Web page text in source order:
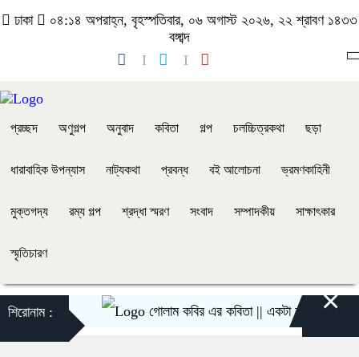
ঢাকা
০৪:১৪ অপরাহ্ন, বৃহস্পতিবার, ০৬ অগাস্ট ২০২৬, ২২ শ্রাবণ ১৪৩৩
বঙ্গাব্দ
প্রচ্ছদ অণুগল্প অনুবাদ কবিতা গল্প চলচ্চিত্রকথা ছড়া
ধারাবাহিক উপন্যাস নাট্যকথা প্রবন্ধ বই আলোচনা ভ্রমণকাহিনী
মুক্তগদ্য রম্য গল্প শ্রদ্ধা স্মরণ সংবাদ সম্পাদকীয় সাক্ষাৎকার
স্মৃতিচারণ
শিরোনাম : গোলাম কবির এর কবিতা || একটা কাঙ্ক্ষিত স্বপ্নের
×